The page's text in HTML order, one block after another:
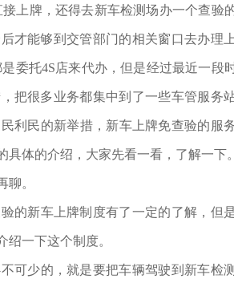
上牌，还得去新车检测场办一个查验
才能够到交管部门的相关窗口去办理
委托4S店来代办，但是经过最近一段
把很多业务都集中到了一些车管服务
利民的新举措，新车上牌免查验的服
体的介绍，大家先看一看，了解一下。
聊。
的新车上牌制度有了一定的了解，但
一下这个制度。
可少的，就是要把车辆驾驶到新车检